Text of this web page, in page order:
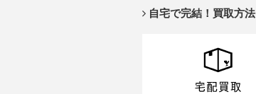
自宅で完結！買取方法